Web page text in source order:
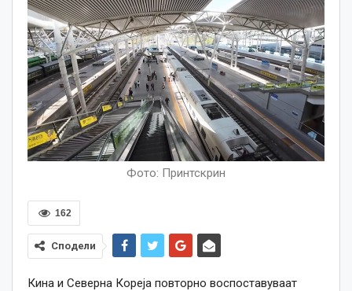
Фото: Принтскрин
162
Сподели
Кина и Северна Кореја повторно воспоставуваат